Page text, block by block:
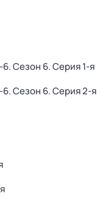
6. Сезон 6. Серия 1-я
6. Сезон 6. Серия 2-я